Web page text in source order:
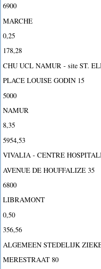
6900
MARCHE
0,25
178,28
CHU UCL NAMUR - site ST.
PLACE LOUISE GODIN 15
5000
NAMUR
8,35
5954,53
VIVALIA - CENTRE
AVENUE DE HOUFFALIZE 35
6800
LIBRAMONT
0,50
356,56
ALGEMEEN STEDELIJK
MERESTRAAT 80